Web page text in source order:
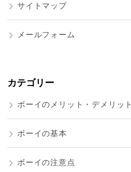
サイトマップ
メールフォーム
カテゴリー
ボーイのメリット・デメリット
ボーイの基本
ボーイの注意点